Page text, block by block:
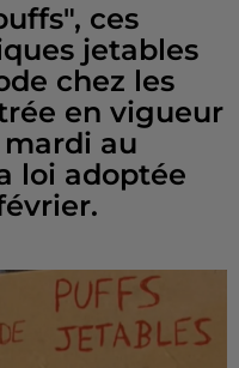
ces
jetables
chez les
en vigueur
au
loi adoptée